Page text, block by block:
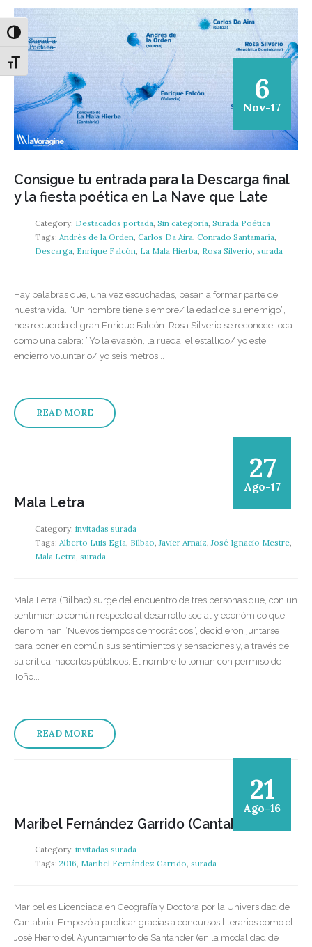
Alternar alto contraste
Alternar tamaño de letra
6
Nov-17
Consigue tu entrada para la Descarga final
y la fiesta poética en La Nave que Late
Category: Destacados portada, Sin categoría, Surada Poética
Tags: Andrés de la Orden, Carlos Da Aira, Conrado Santamaría,
Descarga, Enrique Falcón, La Mala Hierba, Rosa Silverio, surada
Hay palabras que, una vez escuchadas, pasan a formar parte de
nuestra vida. “Un hombre tiene siempre/ la edad de su enemigo”,
nos recuerda el gran Enrique Falcón. Rosa Silverio se reconoce loca
como una cabra: “Yo la evasión, la rueda, el estallido/ yo este
encierro voluntario/ yo seis metros...
READ MORE
27
Ago-17
Mala Letra
Category: invitadas surada
Tags: Alberto Luis Egia, Bilbao,Javier Arnaiz,José Ignacio Mestre,
Mala Letra, surada
Mala Letra (Bilbao) surge del encuentro de tres personas que, con un
sentimiento común respecto al desarrollo social y económico que
denominan “Nuevos tiempos democráticos”, decidieron juntarse
para poner en común sus sentimientos y sensaciones y, a través de
su crítica, hacerlos públicos. El nombre lo toman con permiso de
Toño...
READ MORE
21
Ago-16
Maribel Fernández Garrido (Cantabria)
Category: invitadas surada
Tags: 2016, Maribel Fernández Garrido, surada
Maribel es Licenciada en Geografía y Doctora por la Universidad de
Cantabria. Empezó a publicar gracias a concursos literarios como el
José Hierro del Ayuntamiento de Santander (en la modalidad de